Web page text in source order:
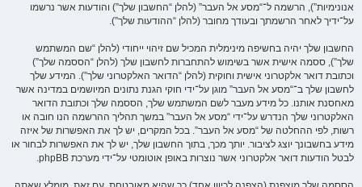
אנונימיות”), הרשמה ל־“מסע אל העבר” (להלן “החשבון שלך”) והודעות אשר נרשמו
על־ידיך לאחר הרשמתך ובעודך מחובר (להלן “ההודעות שלך”).
החשבון שלך יהיה בחשיפה מינימלית המכיל שם זיהוי ייחודי (להלן “שם המשתמש
שלך”), ססמה אישית אשר בשימוש להתחברות לחשבון שלך (להלן “הססמה שלך”)
וכתובת דואר אלקטרוני אישית וחוקית (להלן “הדואר האלקטרוני שלך”). המידע שלך
לחשבון שלך ב־“מסע אל העבר” מוגן על־ידי חוקי הגנת נתונים המיושמים במדינה אשר
מאחסנת אותנו. כל מידע מעבר לשם המשתמש שלך, הססמה שלך וכתובת הדואר
האלקטרוני שלך הנדרש על־ידי “מסע אל העבר” במשך תהליך ההרשמה הנו חובה או
רשות, לפי ההחלטה של “מסע אל העבר”. בכל המקרים, יש לך את האפשרות של איזה
מידע בחשבונך יוצג לציבור. יותך מכך, בתוך החשבון שלך, יש לך את האפשרות לבחור או
לבטל הודעות דואר אלקטרוני אשר נוצרות באופן אוטומטי על־ידי מערכת phpBB.